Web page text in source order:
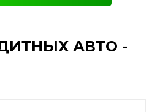
АВТО -